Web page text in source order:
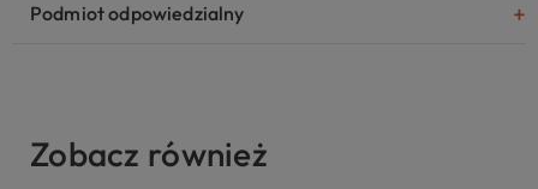
Podmiot odpowiedzialny
Zobacz również